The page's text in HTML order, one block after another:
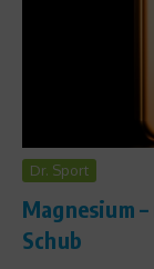
Dr. Sport
Magnesium
Schub